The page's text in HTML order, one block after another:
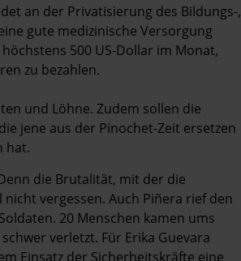
an der Privatisierung des Bildungs-,
gute medizinische Versorgung
500 US-Dollar im Monat,
zu bezahlen.
und Löhne. Zudem sollen die
jene aus der Pinochet-Zeit ersetzen
hat.
die Brutalität, mit der die
vergessen. Auch Piñera rief den
20 Menschen kamen ums
verletzt. Für Erika Guevara
Einsatz der Sicherheitskräfte eine